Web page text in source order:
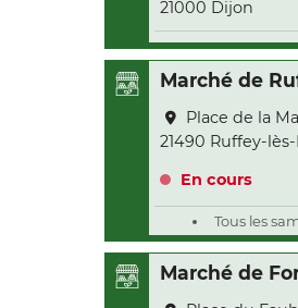
21000 Dijon
Marché de
Place de la
21490 Ruffey-
En cours
Tous les
Marché de